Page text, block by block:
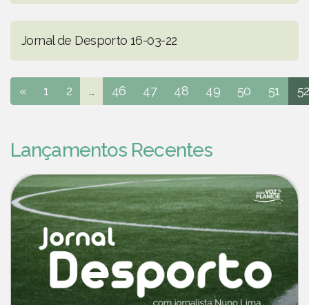
Jornal de Desporto 16-03-22
« 1 2 ... 46 47 48 49 50 51 52
Lançamentos Recentes